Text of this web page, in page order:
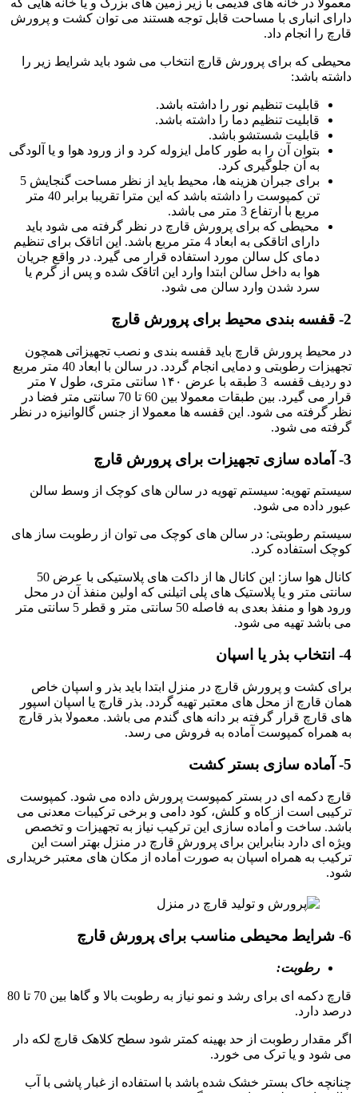
معمولا در خانه های قدیمی با زیر زمین های بزرگ و یا خانه هایی که
دارای انباری با مساحت قابل توجه هستند می توان کشت و پرورش
قارچ را انجام داد.
محیطی که برای پرورش قارچ انتخاب می شود باید شرایط زیر را
داشته باشد:
قابلیت تنظیم نور را داشته باشد.
قابلیت تنظیم دما را داشته باشد.
قابلیت شستشو باشد.
بتوان آن را به طور کامل ایزوله کرد و از ورود هوا و یا آلودگی
به آن جلوگیری کرد.
برای جبران هزینه ها، محیط باید از نظر مساحت گنجایش 5
تن کمپوست را داشته باشد که این مترا تقریبا برابر 40 متر
مربع با ارتفاع 3 متر می باشد.
محیطی که برای پرورش قارچ در نظر گرفته می شود باید
دارای اتاقکی به ابعاد 4 متر مربع باشد. این اتاقک برای تنظیم
دمای کل سالن مورد استفاده قرار می گیرد. در واقع جریان
هوا به داخل سالن ابتدا وارد این اتاقک شده و پس از گرم یا
سرد شدن وارد سالن می شود.
2- قفسه بندی محیط برای پرورش قارچ
در محیط پرورش قارچ باید قفسه بندی و نصب تجهیزاتی همچون
تجهیزات رطوبتی و دمایی انجام گردد. در سالن با ابعاد 40 متر مربع
دو ردیف قفسه 3 طبقه با عرض ۱۴۰ سانتی متری، طول ۷ متر
قرار می گیرد. بین طبقات معمولا بین 60 تا 70 سانتی متر فضا در
نظر گرفته می شود. این قفسه ها معمولا از جنس گالوانیزه در نظر
گرفته می شود.
3- آماده سازی تجهیزات برای پرورش قارچ
سیستم تهویه: سیستم تهویه در سالن های کوچک از وسط سالن
عبور داده می شود.
سیستم رطوبتی: در سالن های کوچک می توان از رطوبت ساز های
کوچک استفاده کرد.
کانال هوا ساز: این کانال ها از داکت های پلاستیکی با عرض 50
سانتی متر و یا پلاستیک های پلی اتیلنی که اولین منفذ آن در محل
ورود هوا و منفذ بعدی به فاصله 50 سانتی متر و قطر 5 سانتی متر
می باشد تهیه می شود.
4- انتخاب بذر یا اسپان
برای کشت و پرورش قارچ در منزل ابتدا باید بذر و اسپان خاص
همان قارچ از محل های معتبر تهیه گردد. بذر قارچ یا اسپان اسپور
های قارچ قرار گرفته بر دانه های گندم می باشد. معمولا بذر قارچ
به همراه کمپوست آماده به فروش می رسد.
5- آماده سازی بستر کشت
قارچ دکمه ای در بستر کمپوست پرورش داده می شود. کمپوست
ترکیبی است از کاه و کلش، کود دامی و برخی ترکیبات معدنی می
باشد. ساخت و آماده سازی این ترکیب نیاز به تجهیزات و تخصص
ویژه ای دارد بنابراین برای پرورش قارچ در منزل بهتر است این
ترکیب به همراه اسپان به صورت آماده از مکان های معتبر خریداری
شود.
6- شرایط محیطی مناسب برای پرورش قارچ
رطوبت:
قارچ دکمه ای برای رشد و نمو نیاز به رطوبت بالا و گاها بین 70 تا 80
درصد دارد.
اگر مقدار رطوبت از حد بهینه کمتر شود سطح کلاهک قارچ لکه دار
می شود و یا ترک می خورد.
چنانچه خاک بستر خشک شده باشد با استفاده از غبار پاشی با آب